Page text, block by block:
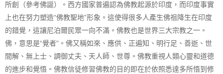
所創（參考佛誕）。西方國家普遍認為佛教起源於印度，而印度事實
上也在努力塑造“佛教聖地”形象。這使得很多人產生佛祖降生在印度
的錯覺，這讓尼泊爾民眾一向不滿。佛教也是世界三大宗教之一。
佛，意思是“覺者”。佛又稱如來、應供、正遍知、明行足、善逝、世
間解、無上士、調御丈夫、天人師、世尊。佛教重視人類心靈和道德
的進步和覺悟。佛教信徒修習佛教的目的即在於依照悉達多所悟到修